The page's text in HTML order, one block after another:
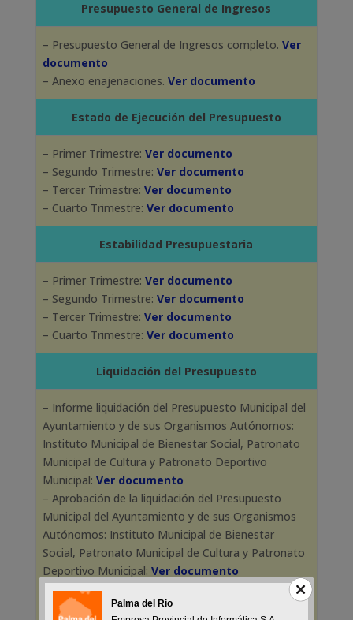
Presupuesto General de Ingresos
– Presupuesto General de Ingresos completo. Ver
documento
– Anexo enajenaciones. Ver documento
Estado de Ejecución del Presupuesto
– Primer Trimestre: Ver documento
– Segundo Trimestre: Ver documento
– Tercer Trimestre: Ver documento
– Cuarto Trimestre: Ver documento
Estabilidad Presupuestaria
– Primer Trimestre: Ver documento
– Segundo Trimestre: Ver documento
– Tercer Trimestre: Ver documento
– Cuarto Trimestre: Ver documento
Liquidación del Presupuesto
– Informe liquidación del Presupuesto Municipal del
Ayuntamiento y de sus Organismos Autónomos:
Instituto Municipal de Bienestar Social, Patronato
Municipal de Cultura y Patronato Deportivo
Municipal: Ver documento
– Aprobación de la liquidación del Presupuesto
Municipal del Ayuntamiento y de sus Organismos
Autónomos: Instituto Municipal de Bienestar
Social, Patronato Municipal de Cultura y Patronato
Deportivo Municipal: Ver documento
– Liquidación presupuesto de gastos:
documento
Palma del Rio